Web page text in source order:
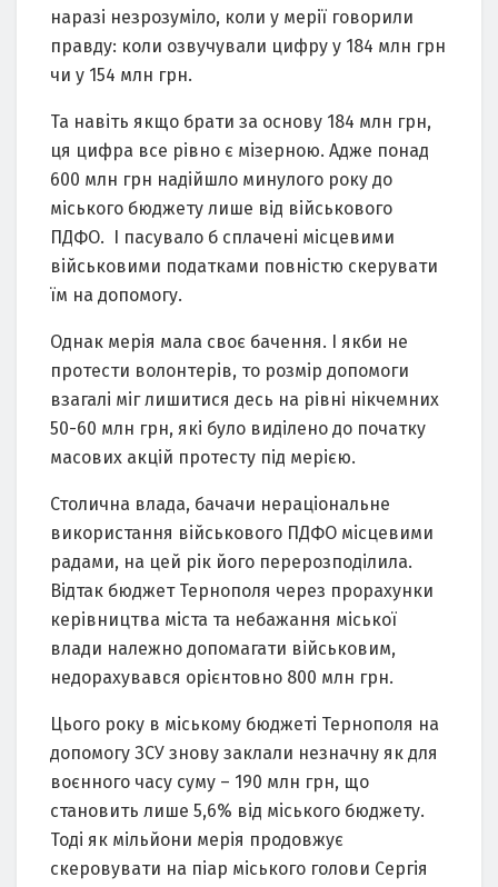
наразі незрозуміло, коли у мерії говорили
правду: коли озвучували цифру у 184 млн грн
чи у 154 млн грн.
Та навіть якщо брати за основу 184 млн грн,
ця цифра все рівно є мізерною. Адже понад
600 млн грн надійшло минулого року до
міського бюджету лише від військового
ПДФО. І пасувало б сплачені місцевими
військовими податками повністю скерувати
їм на допомогу.
Однак мерія мала своє бачення. І якби не
протести волонтерів, то розмір допомоги
взагалі міг лишитися десь на рівні нікчемних
50-60 млн грн, які було виділено до початку
масових акцій протесту під мерією.
Столична влада, бачачи нераціональне
використання військового ПДФО місцевими
радами, на цей рік його перерозподілила.
Відтак бюджет Тернополя через прорахунки
керівництва міста та небажання міської
влади належно допомагати військовим,
недорахувався орієнтовно 800 млн грн.
Цього року в міському бюджеті Тернополя на
допомогу ЗСУ знову заклали незначну як для
воєнного часу суму – 190 млн грн, що
становить лише 5,6% від міського бюджету.
Тоді як мільйони мерія продовжує
скеровувати на піар міського голови Сергія